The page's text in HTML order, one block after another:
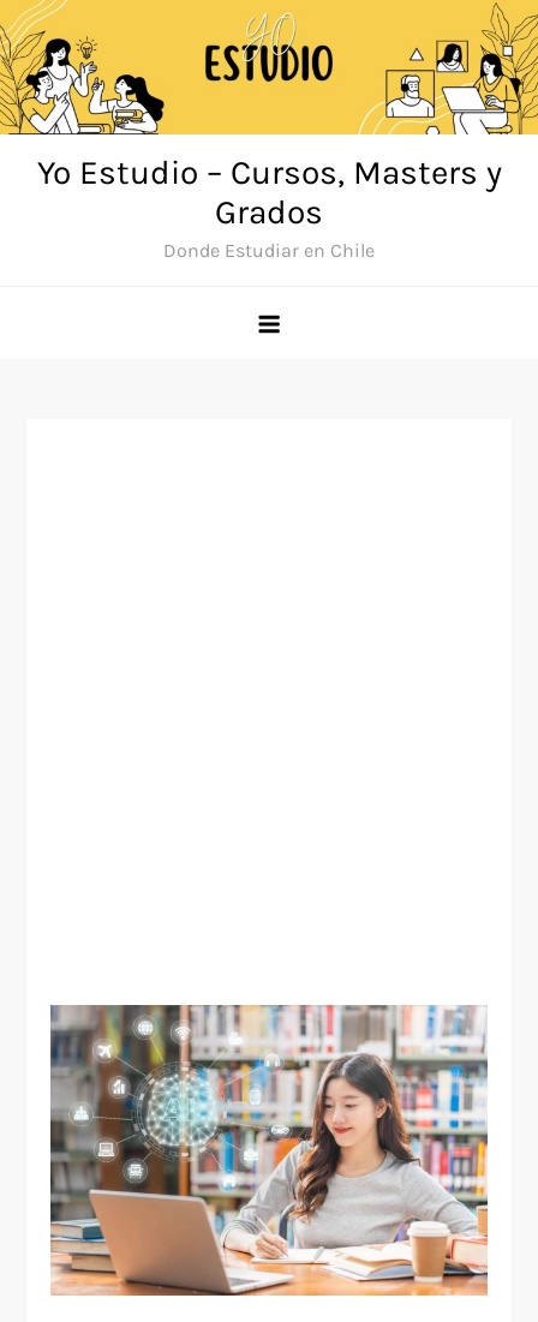
Saltar
al
contenido
Yo Estudio – Cursos, Masters y
Grados
Donde Estudiar en Chile